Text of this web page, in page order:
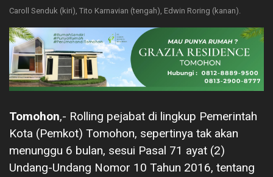
Caroll Senduk (kiri), Tito Karnavian (tengah), Edwin Roring (kanan).
Tomohon,- Rolling pejabat di lingkup Pemerintah
Kota (Pemkot) Tomohon, sepertinya tak akan
menunggu 6 bulan, sesui Pasal 71 ayat (2)
Undang-Undang Nomor 10 Tahun 2016, tentang